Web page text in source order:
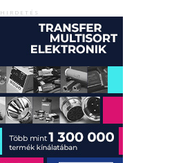
HIRDETÉS